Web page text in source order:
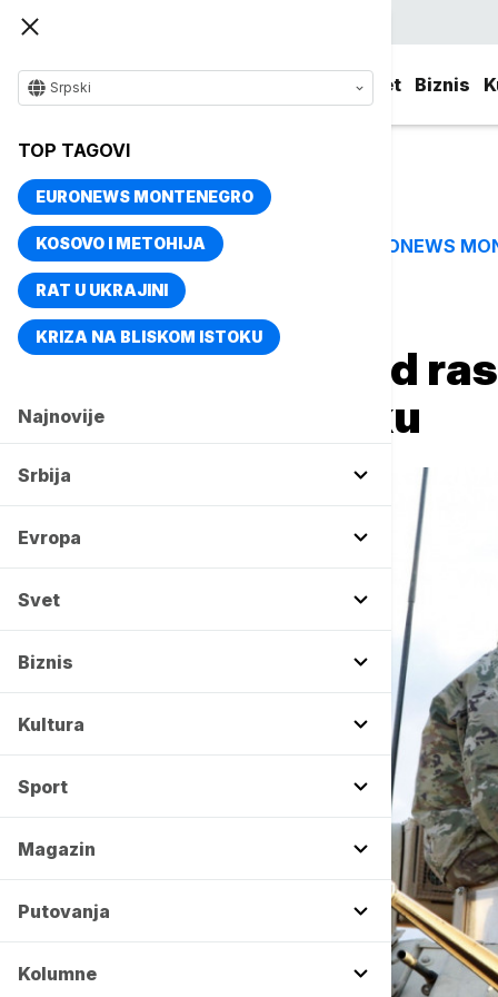
Svet Biznis
Srpski
TOP TAGOVI
EURONEWS MONTENEGRO
KOSOVO I METOHIJA
RAT U UKRAJINI
KRIZA NA BLISKOM ISTOKU
Najnovije
Srbija
Evropa
Svet
Biznis
Kultura
Sport
Magazin
Putovanja
Kolumne
TOP TAGOVI EURONEWS
Naslovna Svet
SAD odustaju od
vojnika u Poljsku